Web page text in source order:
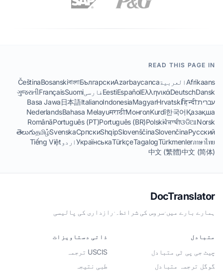
READ THIS PAGE IN
Afrikaans العربيةAzərbaycanca
Български
বাংলা
Bosanski
Čeština
Dansk
Deutsch
Ελληνικά
Español
EestiفارسیSuomi
Français
ગુજરાતી
עבריתहिन्दी
Hrvatski
Magyar
Indonesia
Italiano
日本語
Basa Jawa
Қазақша
한국어
Kurdî
Монгол
मराठी
Bahasa Melayu
Nederlands
Norsk
ଓଡିଆ
ਪੰਜਾਬੀ
Polski
Português (BR)
Português (PT)
Română
Русский
Slovenčina
Slovenščina
Shqip
Српски
Svenska
தமிழ்
తెలుగు
ภาษาไทย
Türkmenler
Tagalog
Türkçe
Українськаاردو Tiếng Việt
中文 (简体)
中文 (繁體)
DocTranslator
ہمارے بارے میں·سروس کی شرائط۔ ·رازداری کی پالیسی
متبادل
چیٹ جی پی ٹی متبادل
گوگل ترجمہ متبادل
ذاتی دستاویزات
USCIS ترجمہ
طبی نتیجہ